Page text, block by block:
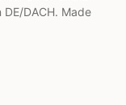
DACH. Made